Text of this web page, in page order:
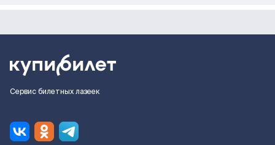
Сервис билетных лазеек